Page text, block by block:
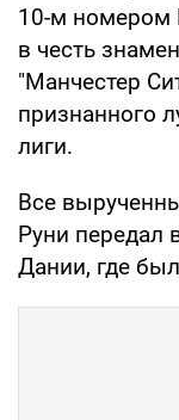
10-м номером
в честь
"Манчестер
признанного
лиги.
Все
Руни
Дании, где